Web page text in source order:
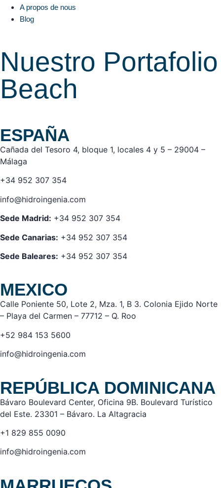
A propos de nous
Blog
Nuestro Portafolio
Beach
ESPAÑA
Cañada del Tesoro 4, bloque 1, locales 4 y 5 – 29004 –
Málaga
+34 952 307 354
info@hidroingenia.com
Sede Madrid: +34 952 307 354
Sede Canarias: +34 952 307 354
Sede Baleares: +34 952 307 354
MEXICO
Calle Poniente 50, Lote 2, Mza. 1, B 3. Colonia Ejido Norte
– Playa del Carmen – 77712 – Q. Roo
+52 984 153 5600
info@hidroingenia.com
REPÚBLICA DOMINICANA
Bávaro Boulevard Center, Oficina 9B. Boulevard Turístico
del Este. 23301 – Bávaro. La Altagracia
+1 829 855 0090
info@hidroingenia.com